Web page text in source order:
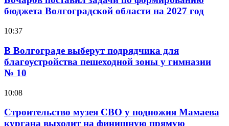
бюджета Волгоградской области на 2027 год
10:37
В Волгограде выберут подрядчика для
благоустройства пешеходной зоны у гимназии
№ 10
10:08
Строительство музея СВО у подножия Мамаева
кургана выходит на финишную прямую